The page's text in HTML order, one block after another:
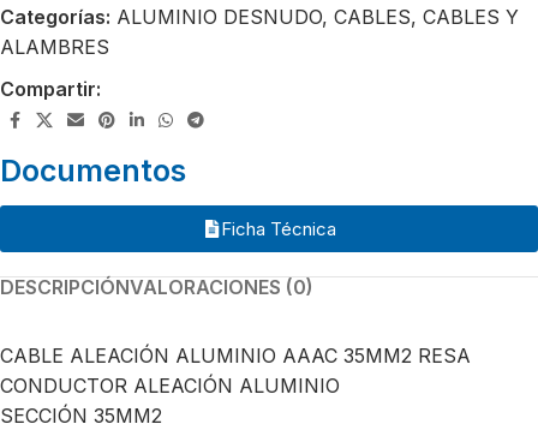
Categorías: ALUMINIO DESNUDO, CABLES, CABLES Y
ALAMBRES
Compartir:
Documentos
Ficha Técnica
DESCRIPCIÓNVALORACIONES (0)
CABLE ALEACIÓN ALUMINIO AAAC 35MM2 RESA
CONDUCTOR ALEACIÓN ALUMINIO
SECCIÓN 35MM2